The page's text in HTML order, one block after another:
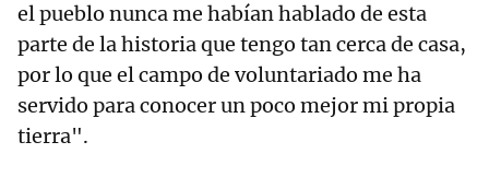
el pueblo nunca me habían hablado de esta
parte de la historia que tengo tan cerca de casa,
por lo que el campo de voluntariado me ha
servido para conocer un poco mejor mi propia
tierra".